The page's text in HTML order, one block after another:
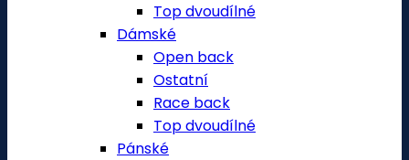
Top dvoudílné
Dámské
Open back
Ostatní
Race back
Top dvoudílné
Pánské